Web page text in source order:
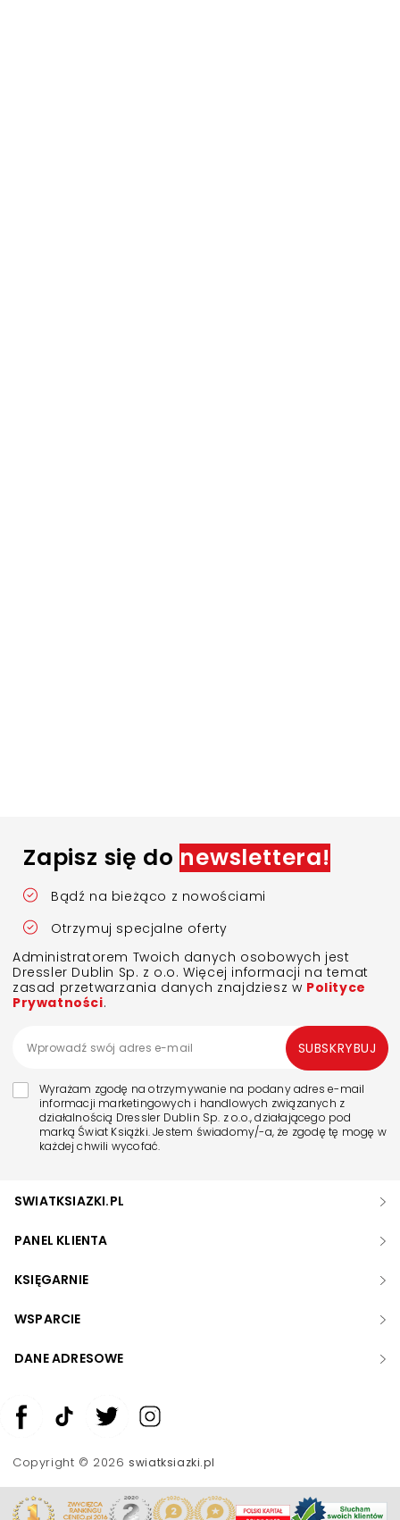
Zapisz się do newslettera!
Bądź na bieżąco z nowościami
Otrzymuj specjalne oferty
Administratorem Twoich danych osobowych jest
Dressler Dublin Sp. z o.o. Więcej informacji na temat
zasad przetwarzania danych znajdziesz w Polityce
Prywatności.
Wyrażam zgodę na otrzymywanie na podany adres e-mail
informacji marketingowych i handlowych związanych z
działalnością Dressler Dublin Sp. z o.o., działającego pod
marką Świat Książki. Jestem świadomy/-a, że zgodę tę mogę w
każdej chwili wycofać.
SUBSKRYBUJ
SWIATKSIAZKI.PL
PANEL KLIENTA
KSIĘGARNIE
WSPARCIE
DANE ADRESOWE
Copyright © 2026swiatksiazki.pl
Zwiększ rozmiar czcionki
Skala szarości